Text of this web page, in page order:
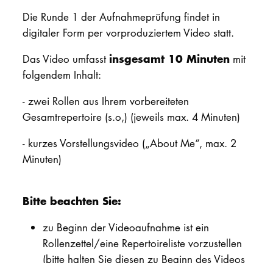
Die Runde 1 der Aufnahmeprüfung findet in
digitaler Form per vorproduziertem Video statt.
Das Video umfasstinsgesamt 10 Minutenmit
folgendem Inhalt:
- zwei Rollen aus Ihrem vorbereiteten
Gesamtrepertoire (s.o,) (jeweils max. 4 Minuten)
- kurzes Vorstellungsvideo („About Me“, max. 2
Minuten)
Bitte beachten Sie:
zu Beginn der Videoaufnahme ist ein
Rollenzettel/eine Repertoireliste vorzustellen
(bitte halten Sie diesen zu Beginn des Videos